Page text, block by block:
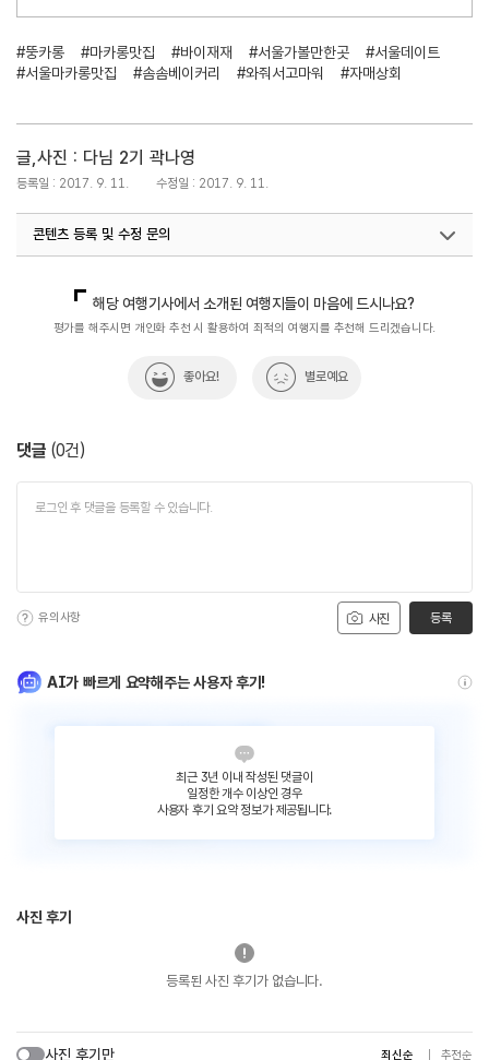
#뚱카롱 #마카롱맛집 #바이재재 #서울가볼만한곳
#서울데이트
#서울마카롱맛집
#솜솜베이커리 #와줘서고마워 #자매상회
글,사진 : 다님 2기 곽나영
등록일 : 2017. 9. 11. 수정일 : 2017. 9. 11.
콘텐츠 등록 및 수정 문의
해당 여행기사에서 소개된 여행지들이 마음에 드시나요?
평가를 해주시면 개인화 추천 시 활용하여 최적의 여행지를 추천해 드리겠습니다.
좋아요! 별로예요
댓글 (0건)
사진
유의사항 등록
AI가 빠르게 요약해주는 사용자 후기!
최근 3년 이내 작성된 댓글이
일정한 개수 이상인 경우
사용자 후기 요약 정보가 제공됩니다.
사진 후기
등록된 사진 후기가 없습니다.
사진 후기만 최신순 추천순